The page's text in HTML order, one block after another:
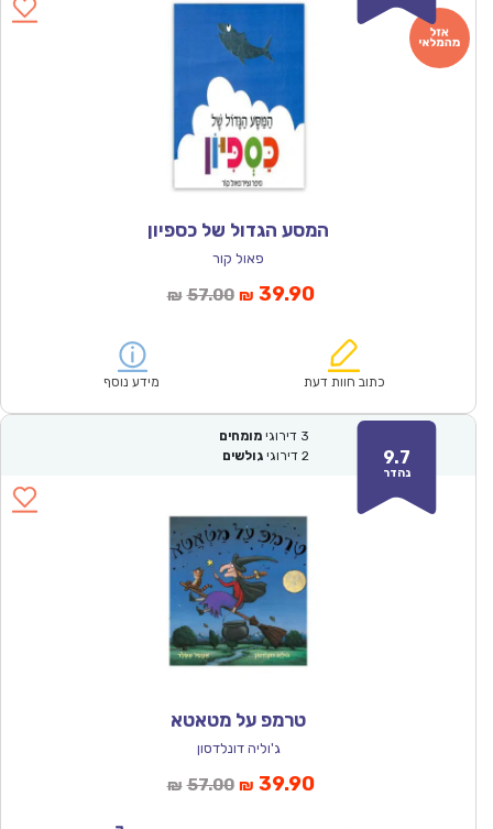
המסע הגדול של כספיון
פאול קור
₪ 57.00המחיר
₪57.00.
₪ 39.90המחיר
הוא:
כתוב חוות דעת מידע נוסף
9.7
נהדר
3 דירוגי מומחים
2 דירוגי גולשים
טרמפ על מטאטא
ג'וליה דונלדסון
₪ 57.00המחיר
₪ 39.90המחיר